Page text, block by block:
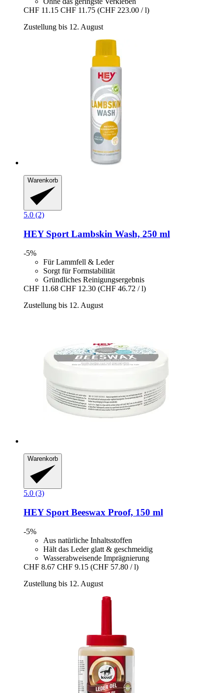
CHF 11.15 CHF 11.75 (CHF 223.00 / l)
Zustellung bis 12. August
Warenkorb
5.0 (2)
HEY Sport Lambskin Wash, 250 ml
-5%
Für Lammfell & Leder
Sorgt für Formstabilität
Gründliches Reinigungsergebnis
CHF 11.68 CHF 12.30 (CHF 46.72 / l)
Zustellung bis 12. August
Warenkorb
5.0 (3)
HEY Sport Beeswax Proof, 150 ml
-5%
Aus natürliche Inhaltsstoffen
Hält das Leder glatt & geschmeidig
Wasserabweisende Imprägnierung
CHF 8.67 CHF 9.15 (CHF 57.80 / l)
Zustellung bis 12. August